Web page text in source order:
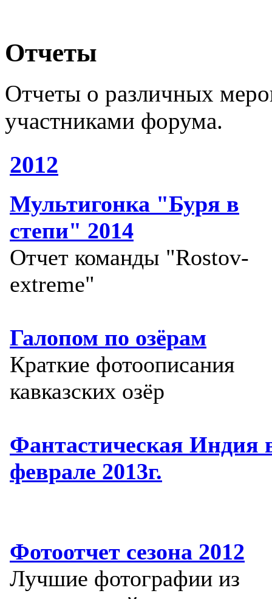
Отчеты
Отчеты о различных
участниками форума.
2012
Мультигонка "Буря в
степи" 2014
Отчет команды "Rostov-
extreme"
Галопом по озёрам
Краткие фотоописания
кавказских озёр
Фантастическая Индия
феврале 2013г.
Фотоотчет сезона 2012
Лучшие фотографии из